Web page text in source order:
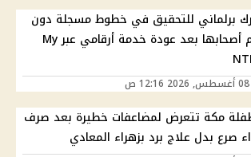
برلماني للتحقيق في خطوط مسجلة دون
علم أصحابها بعد عودة خدمة أرقامي عبر My
مكة تتعرض لمضاعفات خطيرة بعد صرف
صرع بدل علاج برد بزهراء المعادي